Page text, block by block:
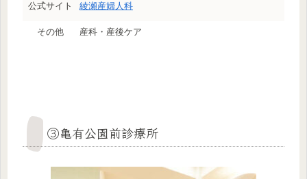
公式サイト 綾瀬産婦人科
その他 産科・産後ケア
③亀有公園前診療所